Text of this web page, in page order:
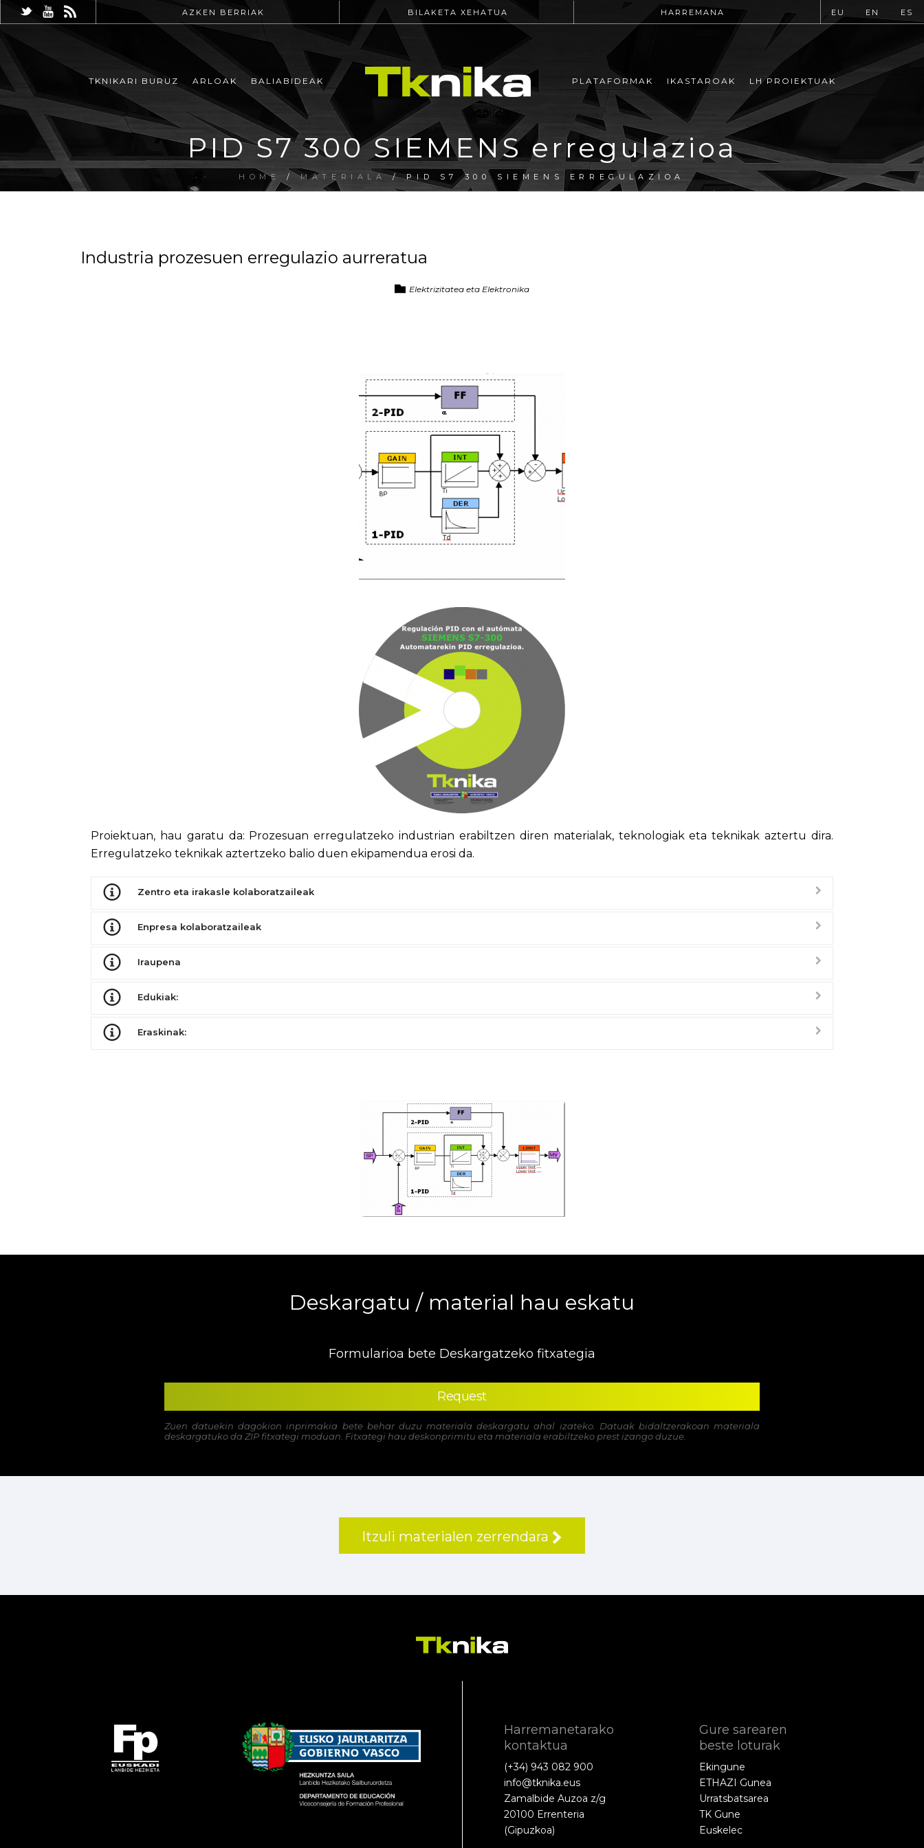
AZKEN BERRIAK BILAKETA XEHATUA HARREMANA EU EN ES
TKNIKARI BURUZ ARLOAK BALIABIDEAK PLATAFORMAK IKASTAROAK LH PROIEKTUAK
PID S7 300 SIEMENS erregulazioa
HOME /MATERIALA/ PID S7 300 SIEMENS ERREGULAZIOA
Industria prozesuen erregulazio aurreratua
Elektrizitatea eta Elektronika
Proiektuan, hau garatu da: Prozesuan erregulatzeko industrian erabiltzen diren materialak, teknologiak eta teknikak aztertu dira.
Erregulatzeko teknikak aztertzeko balio duen ekipamendua erosi da.
Zentro eta irakasle kolaboratzaileak
Enpresa kolaboratzaileak
Iraupena
Edukiak:
Eraskinak:
Deskargatu / material hau eskatu
Formularioa bete Deskargatzeko fitxategia
Request
Zuen datuekin dagokion inprimakia bete behar duzu materiala deskargatu ahal izateko. Datuak bidaltzerakoan materiala
deskargatuko da ZIP fitxategi moduan. Fitxategi hau deskonprimitu eta materiala erabiltzeko prest izango duzue.
Itzuli materialen zerrendara
Harremanetarako
kontaktua
(+34) 943 082 900
info@tknika.eus
Zamalbide Auzoa z/g
20100 Errenteria
(Gipuzkoa)
Gure sarearen
beste loturak
Ekingune
ETHAZI Gunea
Urratsbatsarea
TK Gune
Euskelec